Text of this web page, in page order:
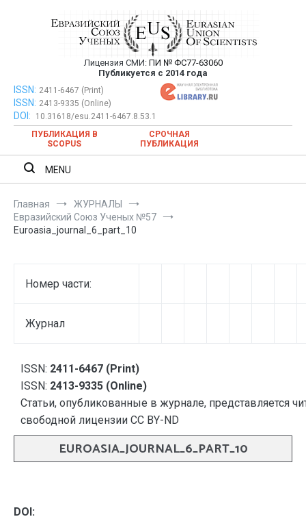
Евразийский Союз Ученых —
публикация научных статей в
ежемесячном научном журнале
Лицензия СМИ: ПИ № ФС77-63060
Публикуется с 2014 года
Евразийский Союз Ученых — публикация научных статей в
ежемесячном научном журнале
ISSN: 2411-6467 (Print)
ISSN: 2413-9335 (Online)
DOI:
10.31618/esu.2411-6467.8.53.1
ПУБЛИКАЦИЯ В
SCOPUS
СРОЧНАЯ
ПУБЛИКАЦИЯ
MENU
Главная
ЖУРНАЛЫ
Евразийский Союз Ученых №57
Euroasia_journal_6_part_10
Номер части:
Журнал
ISSN: 2411-6467 (Print)
ISSN: 2413-9335 (Online)
Статьи, опубликованные в журнале, представляется
свободной лицензии CC BY-ND
EUROASIA_JOURNAL_6_PART_10
DOI: